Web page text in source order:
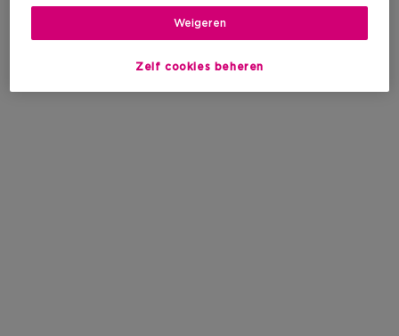
Zelf cookies beheren
Weigeren